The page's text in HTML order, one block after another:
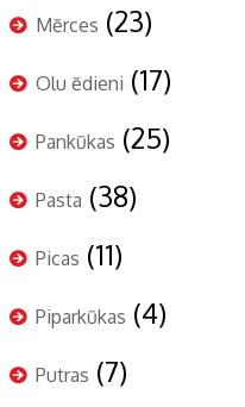
Mērces (23)
Olu ēdieni (17)
Pankūkas (25)
Pasta (38)
Picas (11)
Piparkūkas (4)
Putras (7)